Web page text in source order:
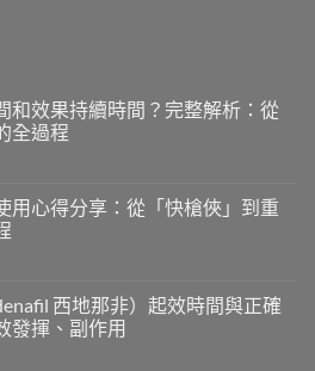
和效果持續時間？完整解析：從
全過程
用心得分享：從「快槍俠」到重
西地那非）起效時間與正確
發揮、副作用